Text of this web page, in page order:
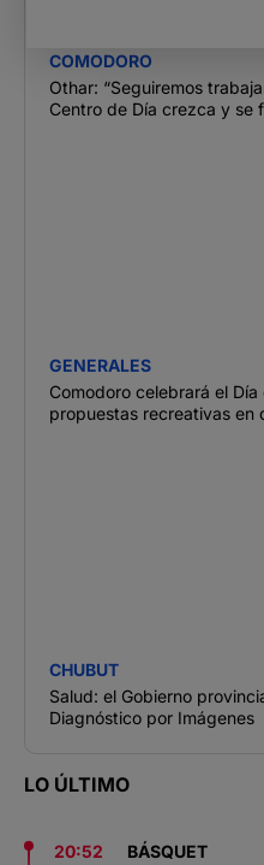
COMODORO
Othar: “Seguiremos
Centro de Día crezca y se
GENERALES
Comodoro celebrará el
propuestas recreativas en
CHUBUT
Salud: el Gobierno
Diagnóstico por Imágenes
LO ÚLTIMO
20:52
BÁSQUET